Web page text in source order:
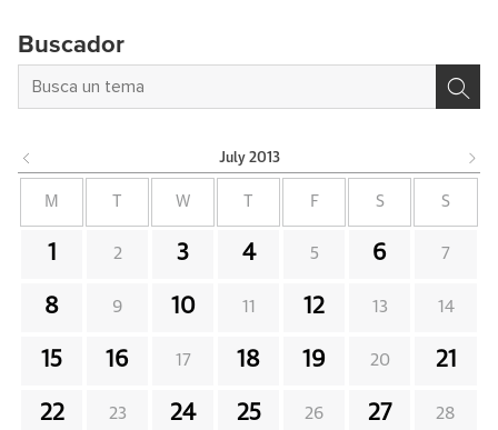
Buscador
July 2013
M W F S S
1 2 3 4 5 6 7
8 9 10 11 12 13 14
15 16 17 18 19 20 21
22 23 24 25 26 27 28